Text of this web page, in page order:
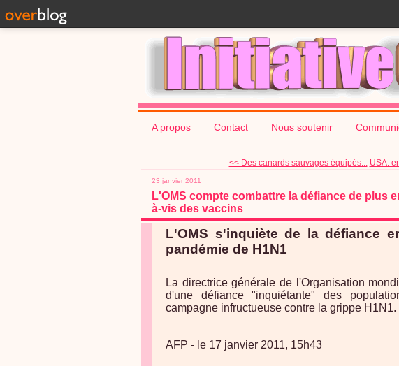
A propos Contact Nous soutenir
<< Des canards sauvages équipés... USA:
23 janvier 2011
L'OMS compte combattre la défiance de plus
à-vis des vaccins
L'OMS s'inquiète de la défiance
pandémie de H1N1
La directrice générale de l'Organisation
d'une défiance "inquiétante" des
campagne infructueuse contre la grippe H1N1.
AFP - le 17 janvier 2011, 15h43